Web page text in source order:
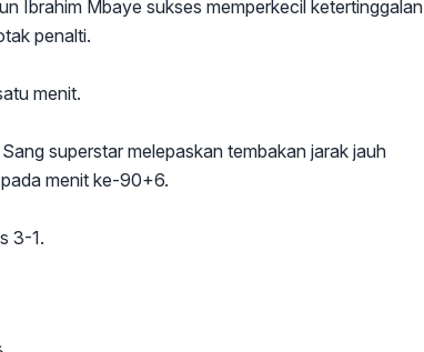
Ibrahim Mbaye sukses memperkecil ketertinggalan
penalti.
menit.
superstar melepaskan tembakan jarak jauh
menit ke-90+6.
3-1.